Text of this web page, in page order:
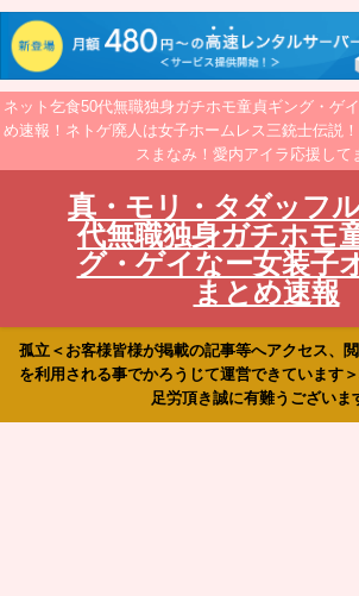
ネット乞食50代無職独身ガチホモ童貞ギング・ゲ
め速報！ネトゲ廃人は女子ホームレス三銃士伝説
スまなみ！愛内アイラ応援して
真・モリ・タダッフ
代無職独身ガチホモ
グ・ゲイなー女装子
まとめ速報
孤立＜お客様皆様が掲載の記事等へアクセス、
を利用される事でかろうじて運営できています
足労頂き誠に有難うございま